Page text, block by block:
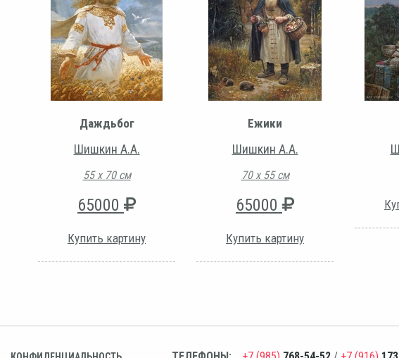
Даждьбог
Шишкин А.А.
55 х 70 см
65000
Купить картину
Ежики
Шишкин А.А.
70 х 55 см
65000
Купить картину